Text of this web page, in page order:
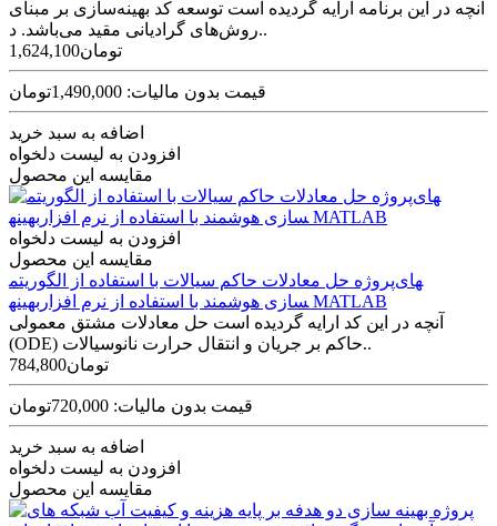
آنچه در این برنامه ارایه گردیده است توسعه کد بهینه­‌سازی بر مبنای
روش­‌های گرادیانی مقید می­‌باشد. د..
1,624,100تومان
قیمت بدون مالیات: 1,490,000تومان
اضافه به سبد خرید
افزودن به لیست دلخواه
مقایسه این محصول
افزودن به لیست دلخواه
مقایسه این محصول
پروژه حل معادلات حاکم سیالات با استفاده از الگوریتم‎های
بهینه‎سازی هوشمند با استفاده از نرم افزار MATLAB
آنچه در این کد ارایه گردیده است حل معادلات مشتق معمولی
(ODE) حاکم بر جریان و انتقال حرارت نانوسیالات..
784,800تومان
قیمت بدون مالیات: 720,000تومان
اضافه به سبد خرید
افزودن به لیست دلخواه
مقایسه این محصول